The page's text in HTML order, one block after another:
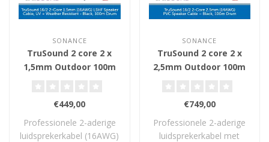
SONANCE
TruSound 2 core 2 x
1,5mm Outdoor 100m
€449,00
Professionele 2-aderige
luidsprekerkabel (16AWG)
SONANCE
TruSound 2 core 2 x
2,5mm Outdoor 100m
€749,00
Professionele 2-aderige
luidsprekerkabel met